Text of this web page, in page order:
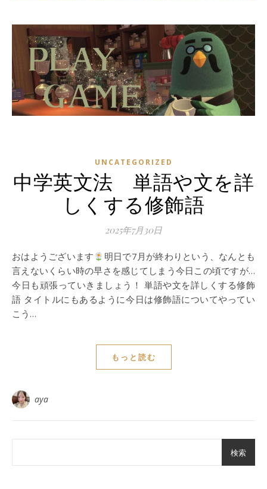
UNCATEGORIZED
中学英文法 単語や文を詳
しくする修飾語
2025年7月30日
おはようございます
明日で7月が終わりという、なんとも
言えないくらい時の早さを感じてしまう今日この頃ですが…
今日も頑張っていきましょう！ 単語や文を詳しくする修飾
語 タイトルにもあるように今日は修飾語についてやってい
こう…
もっと読む
aya
検索